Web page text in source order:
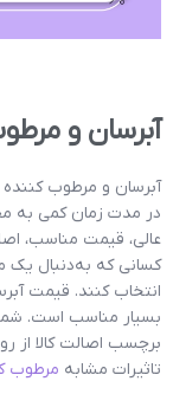
آبرسان و
آبرسان و مرطوب کننده
در مدت زمان کمی به
عالی، قیمت مناسب،
کسانی که به‌دنبال یک
انتخاب کنند. قیمت
بسیار مناسب است.
برچسب اصالت کالا از
تاثیرات مشابه مرطوب